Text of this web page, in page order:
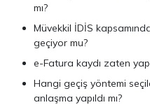
mı?
Müvekkil İDİS
geçiyor mu?
e-Fatura kaydı zaten
Hangi geçiş yöntemi
anlaşma yapıldı mı?